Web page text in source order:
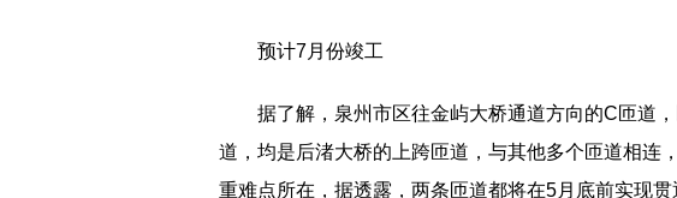
预计7月份竣工
据了解，泉州市区往金屿大桥通道方向的C匝道
道，均是后渚大桥的上跨匝道，与其他多个匝道相连
重难点所在，据透露，两条匝道都将在5月底前实现贯